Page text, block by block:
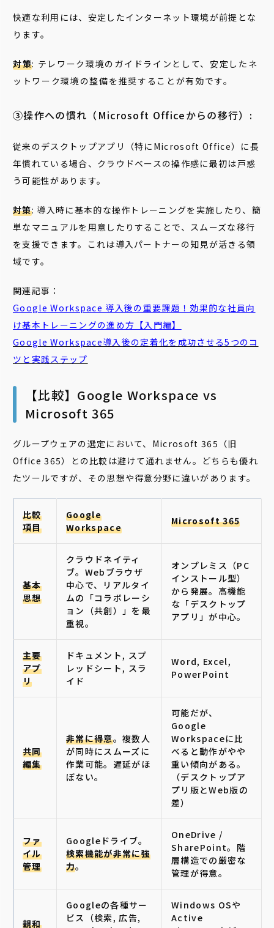
快適な利用には、安定したインターネット環境が前提とな
ります。
対策: テレワーク環境のガイドラインとして、安定したネ
ットワーク環境の整備を推奨することが有効です。
③操作への慣れ（Microsoft Officeからの移行）:
従来のデスクトップアプリ（特にMicrosoft Office）に長
年慣れている場合、クラウドベースの操作感に最初は戸惑
う可能性があります。
対策: 導入時に基本的な操作トレーニングを実施したり、簡
単なマニュアルを用意したりすることで、スムーズな移行
を支援できます。これは導入パートナーの知見が活きる領
域です。
関連記事：
Google Workspace 導入後の重要課題！効果的な社員向
け基本トレーニングの進め方【入門編】
Google Workspace導入後の定着化を成功させる5つのコ
ツと実践ステップ
【比較】Google Workspace vs
Microsoft 365
グループウェアの選定において、Microsoft 365（旧
Office 365）との比較は避けて通れません。どちらも優れ
たツールですが、その思想や得意分野に違いがあります。
比較
項目
Google
Workspace
Microsoft 365
基本
思想
クラウドネイティ
ブ。Webブラウザ
中心で、リアルタイ
ムの「コラボレーシ
ョン（共創）」を最
重視。
オンプレミス（PC
インストール型）
から発展。高機能
な「デスクトップ
アプリ」が中心。
主要
アプ
リ
ドキュメント, スプ
レッドシート, スラ
イド
Word, Excel,
PowerPoint
共同
編集
非常に得意。複数人
が同時にスムーズに
作業可能。遅延がほ
ぼない。
可能だが、
Google
Workspaceに比
べると動作がやや
重い傾向がある。
（デスクトップア
プリ版とWeb版の
差）
ファ
イル
管理
Googleドライブ。
検索機能が非常に強
力。
OneDrive /
SharePoint。階
層構造での厳密な
管理が得意。
親和
Googleの各種サー
ビス（検索, 広告,
Windows OSや
Active